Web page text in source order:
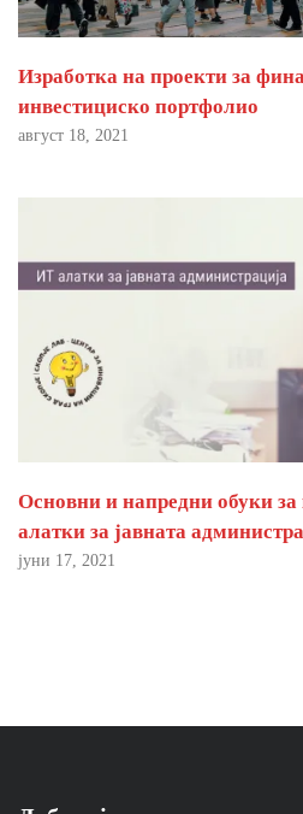
Изработка на проекти за
инвестициско портфолио
август 18, 2021
Основни и напредни обуки
алатки за јавната
јуни 17, 2021